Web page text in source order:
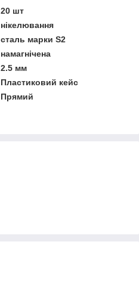
20 шт
нікелювання
сталь марки S2
намагнічена
2.5 мм
Пластиковий кейс
Прямий